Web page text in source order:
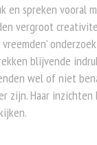
en spreken vooral
vergroot
blijvende
wel of niet
zijn. Haar inzichten